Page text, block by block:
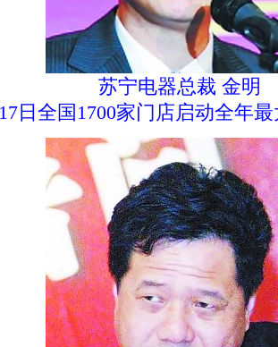
苏宁电器总裁 金明
日全国1700家门店启动全年